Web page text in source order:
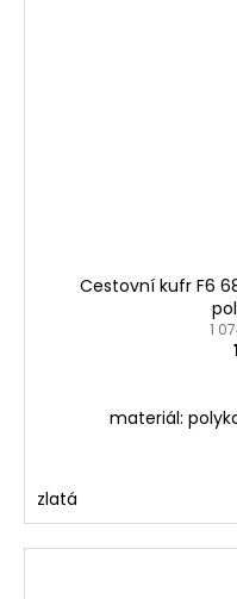
Cestovní kufr F6
1
materiál:
zlatá